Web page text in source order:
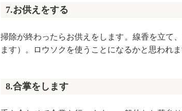
7.お供えをする
掃除が終わったらお供えをします。線香を立て
ます）。ロウソクを使うことになるかと思われ
8.合掌をします